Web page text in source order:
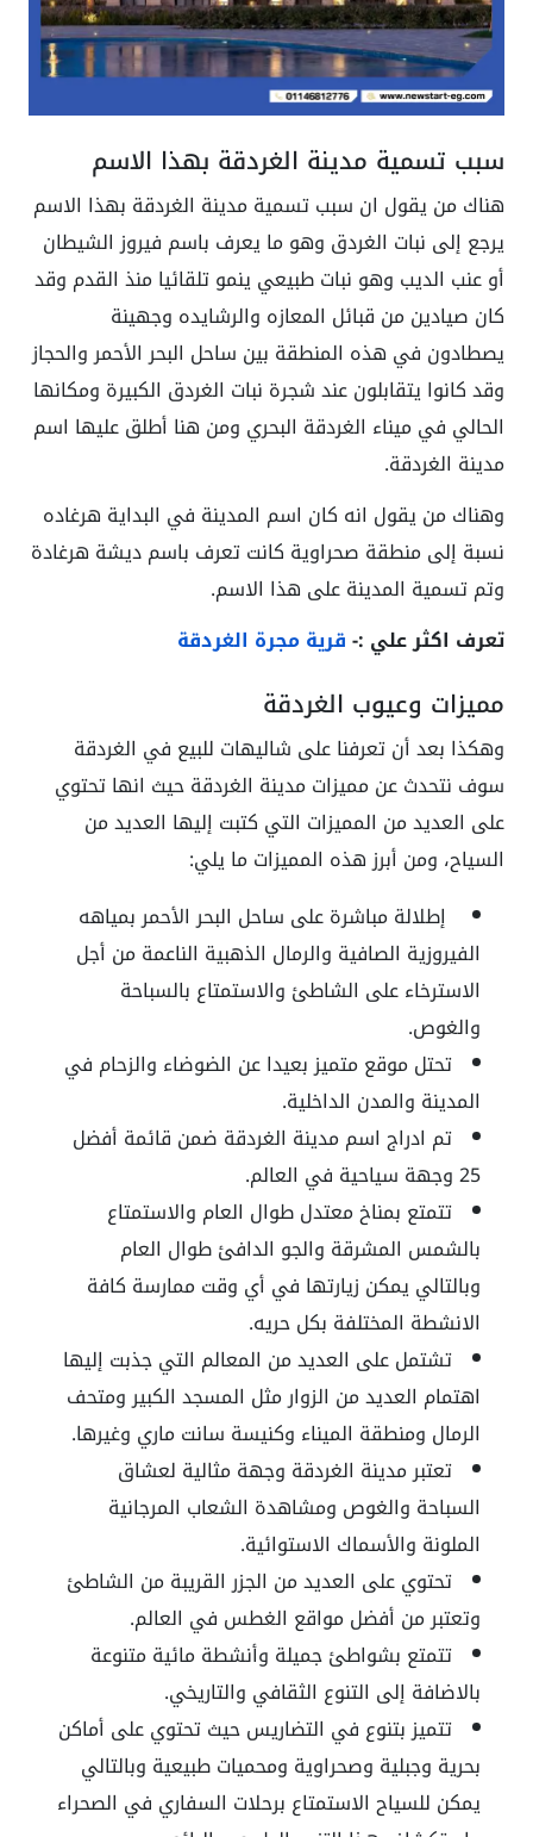
سبب تسمية مدينة الغردقة بهذا الاسم
هناك من يقول ان سبب تسمية مدينة الغردقة بهذا الاسم
يرجع إلى نبات الغردق وهو ما يعرف باسم فيروز الشيطان
أو عنب الديب وهو نبات طبيعي ينمو تلقائيا منذ القدم وقد
كان صيادين من قبائل المعازه والرشايده وجهينة
يصطادون في هذه المنطقة بين ساحل البحر الأحمر والحجاز
وقد كانوا يتقابلون عند شجرة نبات الغردق الكبيرة ومكانها
الحالي في ميناء الغردقة البحري ومن هنا أطلق عليها اسم
مدينة الغردقة.
وهناك من يقول انه كان اسم المدينة في البداية هرغاده
نسبة إلى منطقة صحراوية كانت تعرف باسم ديشة هرغادة
وتم تسمية المدينة على هذا الاسم.
تعرف اكثر علي :-قرية مجرة الغردقة
مميزات وعيوب الغردقة
وهكذا بعد أن تعرفنا على شاليهات للبيع في الغردقة
سوف نتحدث عن مميزات مدينة الغردقة حيث انها تحتوي
على العديد من المميزات التي كتبت إليها العديد من
السياح، ومن أبرز هذه المميزات ما يلي:
إطلالة مباشرة على ساحل البحر الأحمر بمياهه
الفيروزية الصافية والرمال الذهبية الناعمة من أجل
الاسترخاء على الشاطئ والاستمتاع بالسباحة
والغوص.
تحتل موقع متميز بعيدا عن الضوضاء والزحام في
المدينة والمدن الداخلية.
تم ادراج اسم مدينة الغردقة ضمن قائمة أفضل
25 وجهة سياحية في العالم.
تتمتع بمناخ معتدل طوال العام والاستمتاع
بالشمس المشرقة والجو الدافئ طوال العام
وبالتالي يمكن زيارتها في أي وقت ممارسة كافة
الانشطة المختلفة بكل حريه.
تشتمل على العديد من المعالم التي جذبت إليها
اهتمام العديد من الزوار مثل المسجد الكبير ومتحف
الرمال ومنطقة الميناء وكنيسة سانت ماري وغيرها.
تعتبر مدينة الغردقة وجهة مثالية لعشاق
السباحة والغوص ومشاهدة الشعاب المرجانية
الملونة والأسماك الاستوائية.
تحتوي على العديد من الجزر القريبة من الشاطئ
وتعتبر من أفضل مواقع الغطس في العالم.
تتمتع بشواطئ جميلة وأنشطة مائية متنوعة
بالاضافة إلى التنوع الثقافي والتاريخي.
تتميز بتنوع في التضاريس حيث تحتوي على أماكن
بحرية وجبلية وصحراوية ومحميات طبيعية وبالتالي
يمكن للسياح الاستمتاع برحلات السفاري في الصحراء